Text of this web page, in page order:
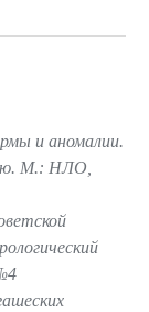
и аномалии.
М.: НЛО,